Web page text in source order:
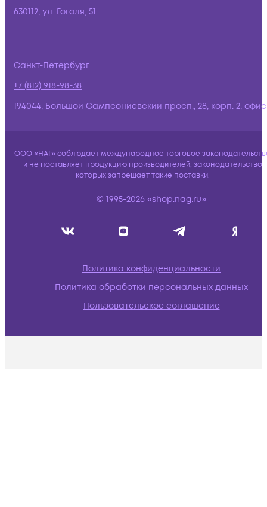
630112, ул. Гоголя, 51
Санкт-Петербург
+7 (812) 918-98-38
194044, Большой Сампсониевский просп., 28, корп. 2,
ООО «НАГ» соблюдает международное торговое
и не поставляет продукцию производителей, законодательство
которых запрещает такие поставки.
© 1995-2026 «shop.nag.ru»
Политика конфиденциальности
Политика обработки персональных данных
Пользовательское соглашение